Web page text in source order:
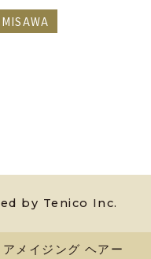
MISAWA
by Tenico Inc.
メイジング ヘアー